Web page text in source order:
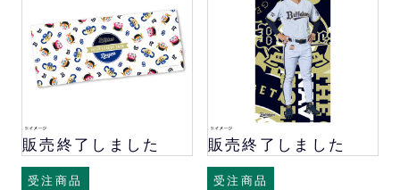
販売終了しました
受注商品
販売終了しました
受注商品